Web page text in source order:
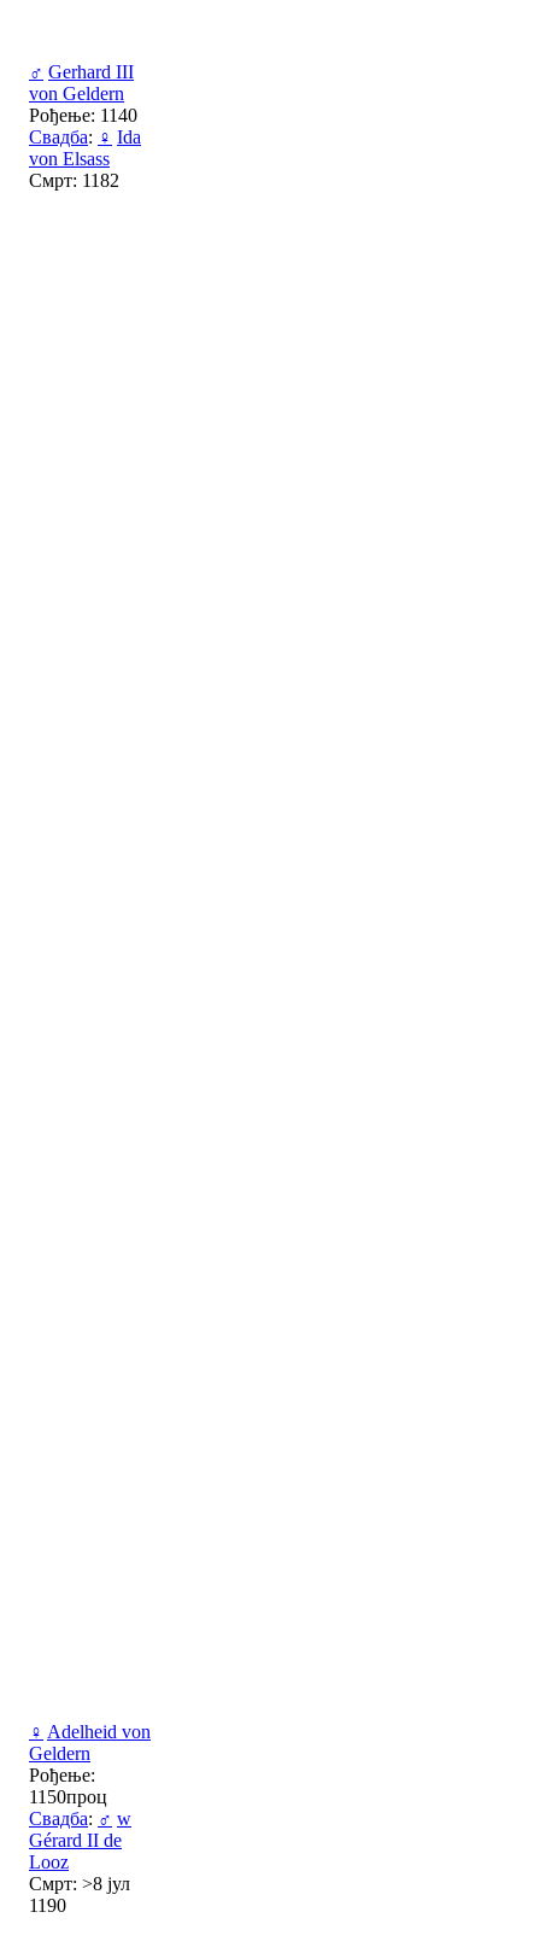
♂ Gerhard III
von Geldern
Рођење: 1140
Свадба: ♀ Ida
von Elsass
Смрт: 1182
♀ Adelheid von
Geldern
Рођење:
1150проц
Свадба: ♂ w
Gérard II de
Looz
Смрт: >8 јул
1190